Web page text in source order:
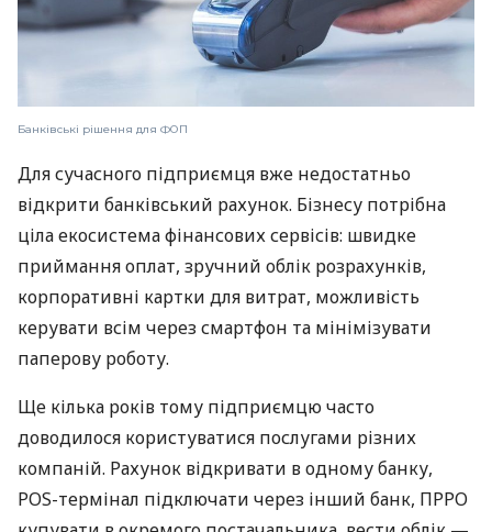
Банківські рішення для ФОП
Для сучасного підприємця вже недостатньо
відкрити банківський рахунок. Бізнесу потрібна
ціла екосистема фінансових сервісів: швидке
приймання оплат, зручний облік розрахунків,
корпоративні картки для витрат, можливість
керувати всім через смартфон та мінімізувати
паперову роботу.
Ще кілька років тому підприємцю часто
доводилося користуватися послугами різних
компаній. Рахунок відкривати в одному банку,
POS-термінал підключати через інший банк, ПРРО